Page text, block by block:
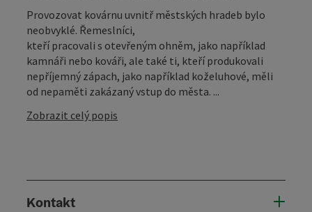
Provozovat kovárnu uvnitř městských hradeb bylo
neobvyklé. Řemeslníci,
kteří pracovali s otevřeným ohněm, jako například
kamnáři nebo kováři, ale také ti, kteří produkovali
nepříjemný zápach, jako například koželuhové, měli
od nepaměti zakázaný vstup do města. ...
Zobrazit celý popis
Kontakt